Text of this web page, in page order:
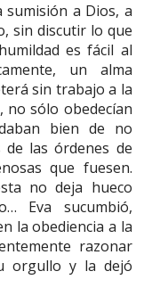
sumisión a Dios, a
sin discutir lo que
es fácil al
un alma
sin trabajo a la
no sólo obedecían
bien de no
las órdenes de
que fuesen.
no deja hueco
Eva sucumbió,
la obediencia a la
razonar
orgullo y la dejó